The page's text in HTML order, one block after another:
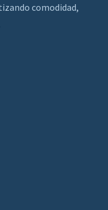
comodidad,